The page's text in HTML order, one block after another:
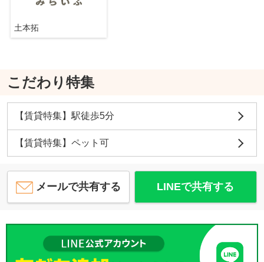
土本拓
こだわり特集
【賃貸特集】駅徒歩5分
【賃貸特集】ペット可
メールで共有する LINEで共有する